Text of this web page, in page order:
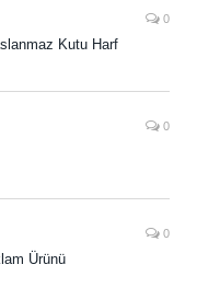
0
Kutu Harf
0
0
Ürünü